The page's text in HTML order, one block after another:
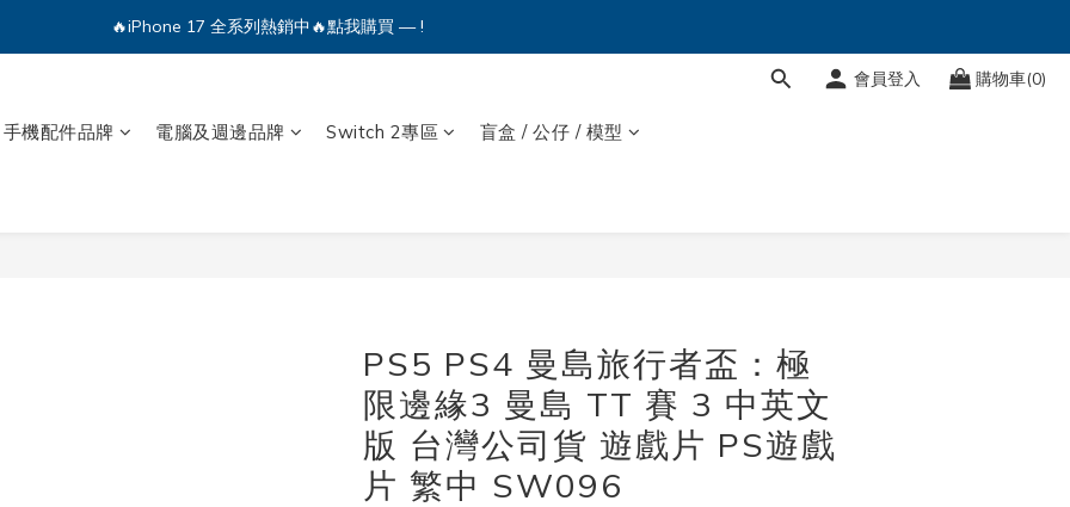
🔥iPhone 17 全系列熱銷中🔥點我購買 — !
💕加入Q哥 Line 新好友領優惠券！🎫
會員登入 購物車(0)
手機配件品牌 電腦及週邊品牌 Switch 2專區 盲盒 / 公仔 / 模型
PS5 PS4 曼島旅行者盃：極
限邊緣3 曼島 TT 賽 3 中英文
版 台灣公司貨 遊戲片 PS遊戲
片 繁中 SW096